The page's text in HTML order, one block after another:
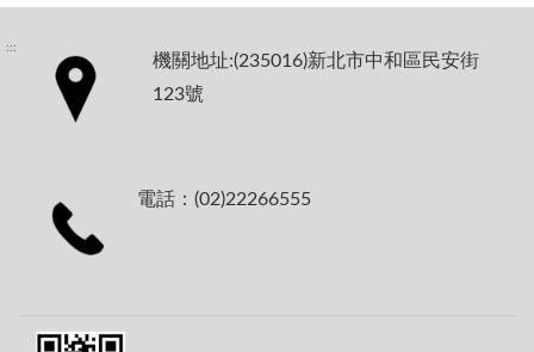
:::
機關地址:(235016)新北市中和區民安街
123號
電話：(02)22266555